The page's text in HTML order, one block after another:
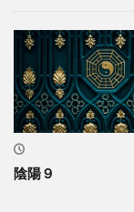
陰陽９